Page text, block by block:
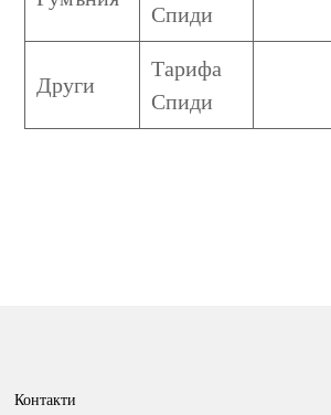
Спиди
Други
Тарифа
Спиди
Контакти